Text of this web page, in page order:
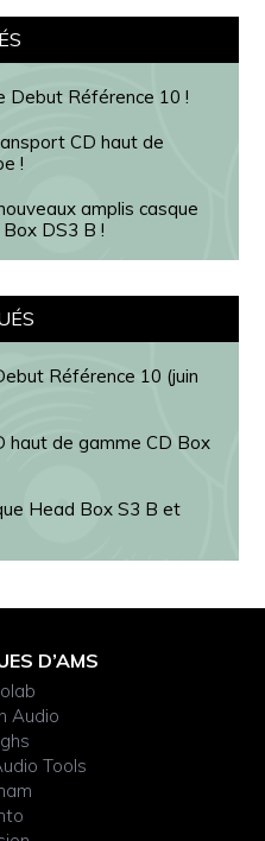
Debut Référence 10 !
CD haut de
!
amplis casque
DS3 B !
Référence 10 (juin
haut de gamme CD Box
Head Box S3 B et
D’AMS
Audio
Tools